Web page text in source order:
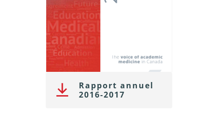
Rapport annuel
2016-2017